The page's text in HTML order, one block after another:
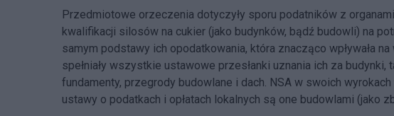
Przedmiotowe orzeczenia dotyczyły sporu podatników z
kwalifikacji silosów na cukier (jako budynków, bądź budowli) na
samym podstawy ich opodatkowania, która znacząco wpływała
spełniały wszystkie ustawowe przesłanki uznania ich za budynki,
fundamenty, przegrody budowlane i dach. NSA w swoich
ustawy o podatkach i opłatach lokalnych są one budowlami (jako